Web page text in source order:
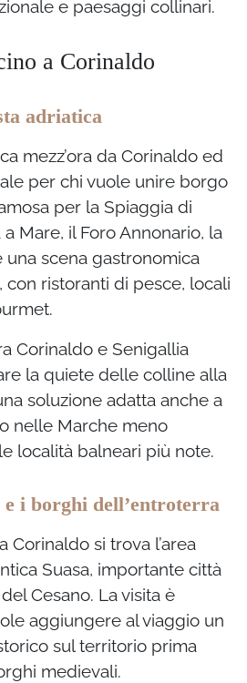
e paesaggi collinari.
a Corinaldo
adriatica
mezz’ora da Corinaldo ed
per chi vuole unire borgo
per la Spiaggia di
Mare, il Foro Annonario, la
una scena gastronomica
con ristoranti di pesce, locali
Corinaldo e Senigallia
la quiete delle colline alla
soluzione adatta anche a
nelle Marche meno
località balneari più note.
e i borghi dell’entroterra
Corinaldo si trova l’area
Suasa, importante città
Cesano. La visita è
aggiungere al viaggio un
sul territorio prima
medievali.